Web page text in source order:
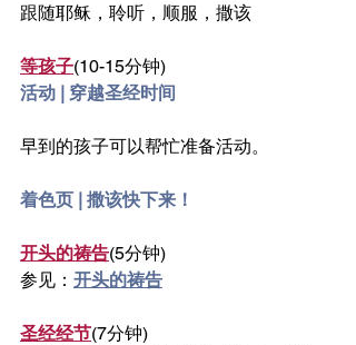
跟随耶稣，聆听，顺服，撒该
等孩子(10-15分钟)
活动 | 穿越圣经时间
早到的孩子可以帮忙准备活动。
着色页 | 撒该快下来！
开头的祷告(5分钟)
参见： 开头的祷告
圣经经节(7分钟)